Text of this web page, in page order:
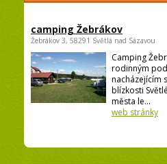
camping Žebrákov
Žebrákov 3, 58291 Světlá nad Sázavou
Camping
rodinným
nacházejícím
blízkosti
města le...
web stránky